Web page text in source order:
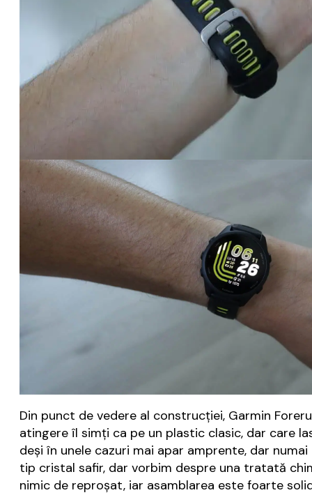
Din punct de vedere al construcției, Garmin
atingere îl simți ca pe un plastic clasic, dar care
deși în unele cazuri mai apar amprente, dar
tip cristal safir, dar vorbim despre una tratată
nimic de reproșat, iar asamblarea este foarte